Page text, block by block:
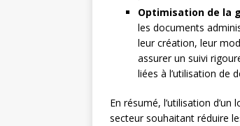
Optimisation de la
les documents
leur création, leur
assurer un suivi
liées à l’utilisation de
En résumé, l’utilisation
secteur souhaitant réduire